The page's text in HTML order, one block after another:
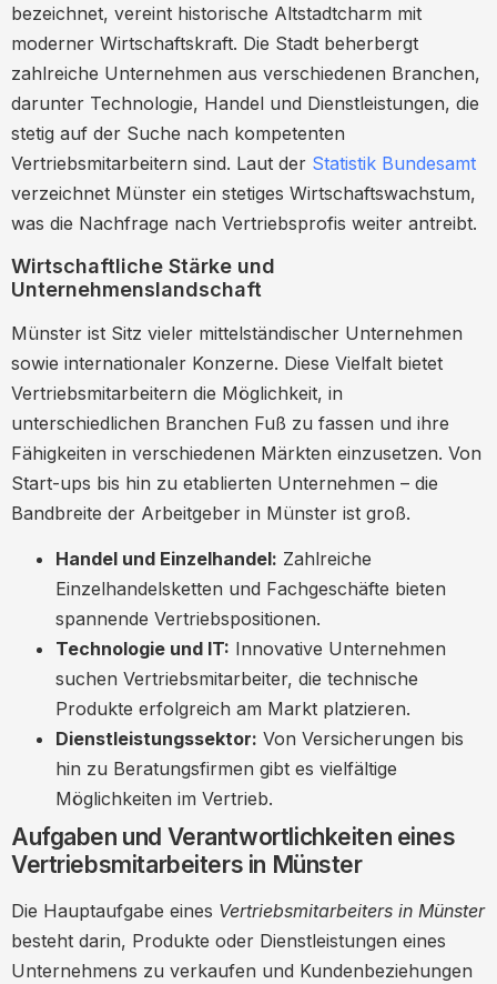
Tipps für eine erfolgreiche Bewerbung als
Vertriebsmitarbeiter in Münster
Heben Sie Ihre Erfolge hervor
Netzwerken Sie
Die Bedeutung von Kundenorientierung im
Vertrieb
Vertrauensaufbau und Kundenbindung
verbessern
Technologie und Digitalisierung im Vertrieb
CRM-Systeme und Vertriebssoftware
Datenanalyse und Künstliche
Intelligenz
Erfolgsgeschichten von
Vertriebsmitarbeitern in Münster
Beispiel 1: Erfolgreiche Kundenakquise
in der IT-Branche
Beispiel 2: Steigerung der
Kundenzufriedenheit im Einzelhandel
Zukunftsaussichten für
Vertriebsmitarbeiter in Münster
Wachstum durch Digitalisierung
Internationale Märkte und
Globalisierung
Fazit: Ihre Karriere als
Vertriebsmitarbeiter/in in Münster
bezeichnet, vereint historische Altstadtcharm mit
moderner Wirtschaftskraft. Die Stadt beherbergt
zahlreiche Unternehmen aus verschiedenen Branchen,
darunter Technologie, Handel und Dienstleistungen, die
stetig auf der Suche nach kompetenten
Vertriebsmitarbeitern sind. Laut der Statistik Bundesamt
verzeichnet Münster ein stetiges Wirtschaftswachstum,
was die Nachfrage nach Vertriebsprofis weiter antreibt.
Wirtschaftliche Stärke und
Unternehmenslandschaft
Münster ist Sitz vieler mittelständischer Unternehmen
sowie internationaler Konzerne. Diese Vielfalt bietet
Vertriebsmitarbeitern die Möglichkeit, in
unterschiedlichen Branchen Fuß zu fassen und ihre
Fähigkeiten in verschiedenen Märkten einzusetzen. Von
Start-ups bis hin zu etablierten Unternehmen – die
Bandbreite der Arbeitgeber in Münster ist groß.
Handel und Einzelhandel: Zahlreiche
Einzelhandelsketten und Fachgeschäfte bieten
spannende Vertriebspositionen.
Technologie und IT: Innovative Unternehmen
suchen Vertriebsmitarbeiter, die technische
Produkte erfolgreich am Markt platzieren.
Dienstleistungssektor: Von Versicherungen bis
hin zu Beratungsfirmen gibt es vielfältige
Möglichkeiten im Vertrieb.
Aufgaben und Verantwortlichkeiten eines
Vertriebsmitarbeiters in Münster
Die Hauptaufgabe eines Vertriebsmitarbeiters in Münster
besteht darin, Produkte oder Dienstleistungen eines
Unternehmens zu verkaufen und Kundenbeziehungen